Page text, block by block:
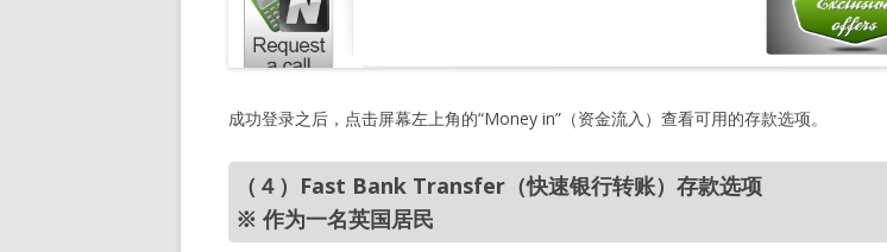
成功登录之后，点击屏幕左上角的“Money in”（资金流入）查看可用的存款选项。
（４）Fast Bank Transfer（快速银行转账）存款选项
※ 作为一名英国居民